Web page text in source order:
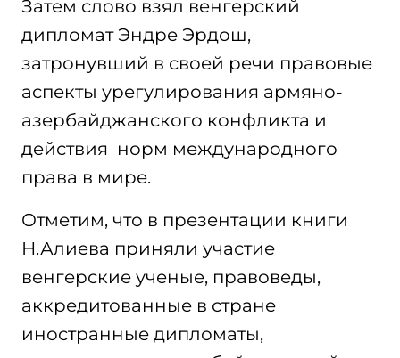
Затем слово взял венгерский
дипломат Эндре Эрдош,
затронувший в своей речи правовые
аспекты урегулирования армяно-
азербайджанского конфликта и
действия норм международного
права в мире.
Отметим, что в презентации книги
Н.Алиева приняли участие
венгерские ученые, правоведы,
аккредитованные в стране
иностранные дипломаты,